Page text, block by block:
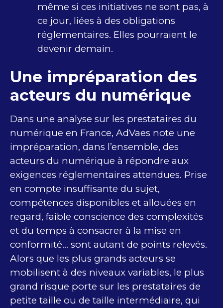
même si ces initiatives ne sont pas, à
ce jour, liées à des obligations
réglementaires. Elles pourraient le
devenir demain.
Une impréparation des
acteurs du numérique
Dans une analyse sur les prestataires du
numérique en France, AdVaes note une
impréparation, dans l’ensemble, des
acteurs du numérique à répondre aux
exigences réglementaires attendues. Prise
en compte insuffisante du sujet,
compétences disponibles et allouées en
regard, faible conscience des complexités
et du temps à consacrer à la mise en
conformité… sont autant de points relevés.
Alors que les plus grands acteurs se
mobilisent à des niveaux variables, le plus
grand risque porte sur les prestataires de
petite taille ou de taille intermédiaire, qui